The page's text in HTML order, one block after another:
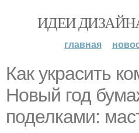
ИДЕИ
главная
Как украсить
Новый год
поделками: